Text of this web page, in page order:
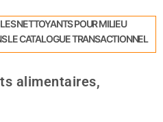
NETTOYANTS POUR MILIEU
LE CATALOGUE TRANSACTIONNEL
alimentaires,